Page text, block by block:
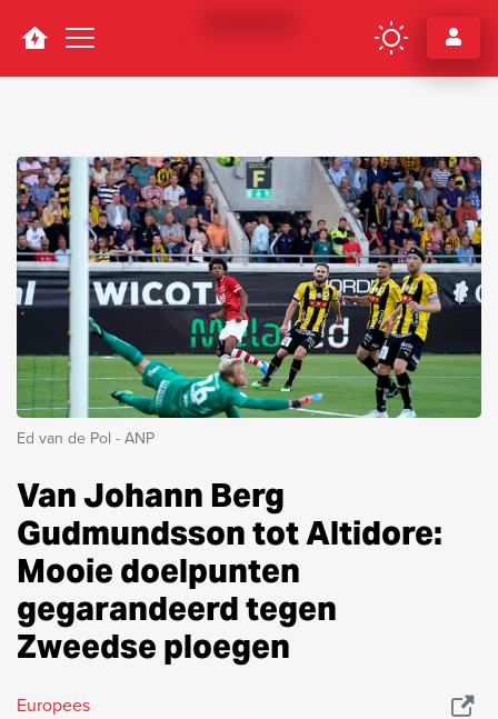
Navigation
Ed van de Pol - ANP
Van Johann Berg
Gudmundsson tot Altidore:
Mooie doelpunten
gegarandeerd tegen
Zweedse ploegen
Europees